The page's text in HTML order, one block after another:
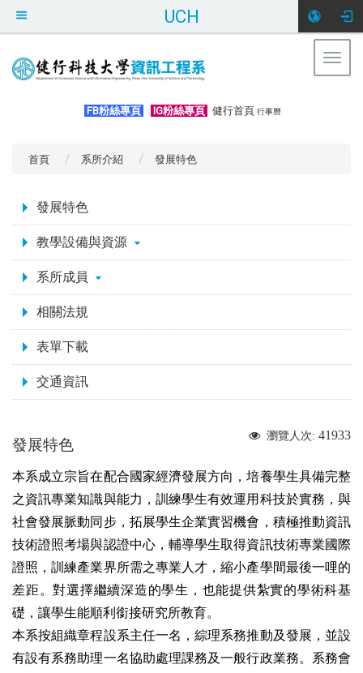
UCH
FB粉絲專頁 IG粉絲專頁 健行首頁 行事曆
首頁 系所介紹 發展特色
發展特色
教學設備與資源
系所成員
相關法規
表單下載
交通資訊
瀏覽人次: 41933
發展特色
本系成立宗旨在配合國家經濟發展方向，培養學生具備完整
之資訊專業知識與能力，訓練學生有效運用科技於實務，與
社會發展脈動同步，拓展學生企業實習機會，積極推動資訊
技術證照考場與認證中心，輔導學生取得資訊技術專業國際
證照，訓練產業界所需之專業人才，縮小產學間最後一哩的
差距。對選擇繼續深造的學生，也能提供紮實的學術科基
礎，讓學生能順利銜接研究所教育。
本系按組織章程設系主任一名，綜理系務推動及發展，並設
有設有系務助理一名協助處理課務及一般行政業務。系務會